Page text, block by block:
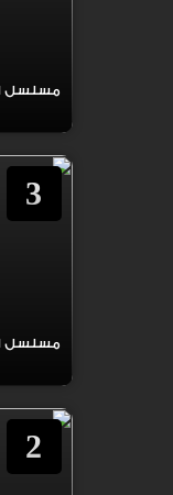
مسلسل
3
مسلسل
2